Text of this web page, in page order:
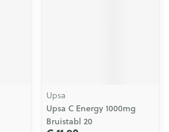
Upsa
Upsa C Energy 1000mg
Bruistabl 20